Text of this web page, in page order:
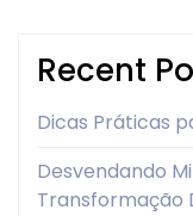
Recent
Dicas Práticas
Desvendando
Transformação